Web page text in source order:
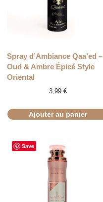
Spray d’Ambiance Qaa’ed –
Oud & Ambre Épicé Style
Oriental
3,99 €
Ajouter au panier
Save